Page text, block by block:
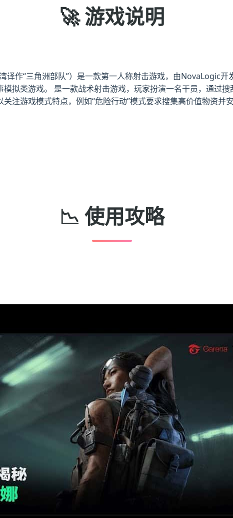
🚀 游戏说明
译作“三角洲部队”）是一款第一人称射击游戏，由NovaLogic
拟类游戏。 是一款战术射击游戏，玩家扮演一名干员，通过
注游戏模式特点，例如“危险行动”模式要求搜集高价值物资并
📉 使用攻略